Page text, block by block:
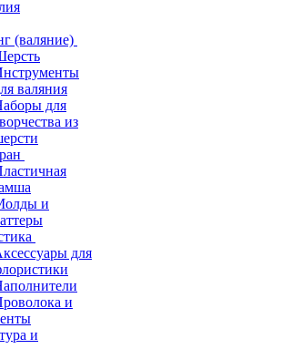
(валяние)
валяния
для
из
и
для
и
и